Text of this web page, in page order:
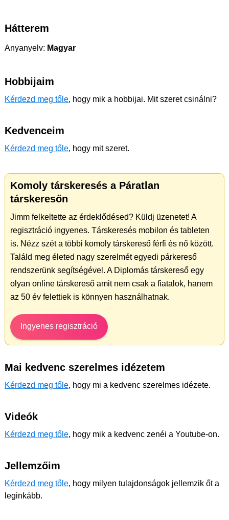
Hátterem
Anyanyelv: Magyar
Hobbijaim
Kérdezd meg tőle, hogy mik a hobbijai. Mit szeret csinálni?
Kedvenceim
Kérdezd meg tőle, hogy mit szeret.
Komoly társkeresés a Páratlan
társkeresőn
Jimm felkeltette az érdeklődésed? Küldj üzenetet! A
regisztráció ingyenes. Társkeresés mobilon és tableten
is. Nézz szét a többi komoly társkereső férfi és nő között.
Találd meg életed nagy szerelmét egyedi párkereső
rendszerünk segítségével. A Diplomás társkereső egy
olyan online társkereső amit nem csak a fiatalok, hanem
az 50 év felettiek is könnyen használhatnak.
Ingyenes regisztráció
Mai kedvenc szerelmes idézetem
Kérdezd meg tőle, hogy mi a kedvenc szerelmes idézete.
Videók
Kérdezd meg tőle, hogy mik a kedvenc zenéi a Youtube-on.
Jellemzőim
Kérdezd meg tőle, hogy milyen tulajdonságok jellemzik őt a
leginkább.